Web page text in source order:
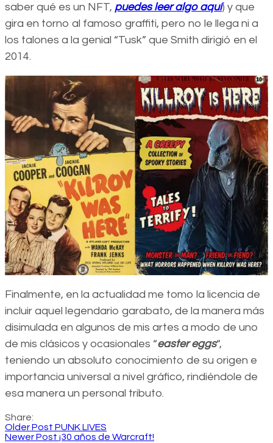
saber qué es un NFT, puedes leer algo aquí) y que
gira en torno al famoso graffiti, pero no le llega ni a
los talones a la genial “Tusk” que Smith dirigió en el
2014.
Finalmente, en la actualidad me tomo la licencia de
incluir aquel legendario garabato, de la manera más
disimulada en algunos de mis artes a modo de uno
de mis clásicos y ocasionales “easter eggs“,
teniendo un absoluto conocimiento de su origen e
importancia universal a nivel gráfico, rindiéndole de
esa manera un personal tributo.
Share:
Older Post PUNK LIVES
Newer Post ¡30 años de Warcraft!